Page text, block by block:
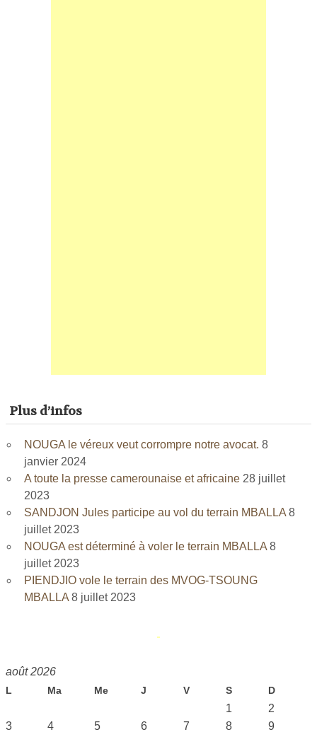
Plus d’infos
NOUGA le véreux veut corrompre notre avocat. 8
janvier 2024
A toute la presse camerounaise et africaine 28 juillet
2023
SANDJON Jules participe au vol du terrain MBALLA 8
juillet 2023
NOUGA est déterminé à voler le terrain MBALLA 8
juillet 2023
PIENDJIO vole le terrain des MVOG-TSOUNG
MBALLA 8 juillet 2023
août 2026
L Ma Me J V S D
1
2
3
4 5 6 7 8
9